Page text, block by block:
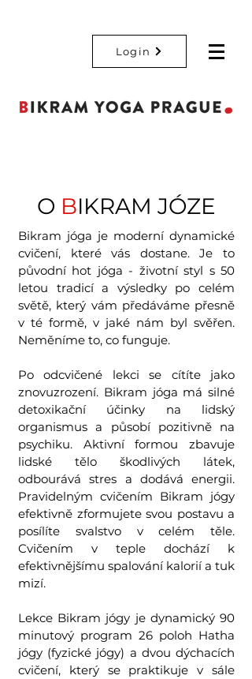
Login
O BIKRAM JÓZE
Bikram jóga je moderní dynamické
cvičení, které vás dostane. Je to
původní hot jóga - životní styl s 50
letou tradicí a výsledky po celém
světě, který vám předáváme přesně
v té formě, v jaké nám byl svěřen.
Neměníme to, co funguje.
Po odcvičené lekci se cítíte jako
znovuzrození. Bikram jóga má silné
detoxikační účinky na lidský
organismus a působí pozitivně na
psychiku. Aktivní formou zbavuje
lidské tělo škodlivých látek,
odbourává stres a dodává energii.
Pravidelným cvičením Bikram jógy
efektivně zformujete svou postavu a
posílíte svalstvo v celém těle.
Cvičením v teple dochází k
efektivnějšímu spalování kalorií a tuk
mizí.
Lekce Bikram jógy je dynamický 90
minutový program 26 poloh Hatha
jógy (fyzické jógy) a dvou dýchacích
cvičení, který se praktikuje v sále